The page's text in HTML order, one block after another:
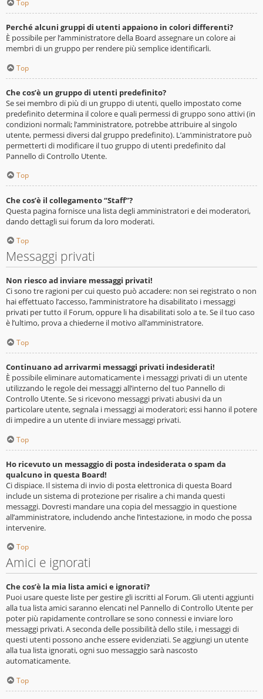
Top
Perché alcuni gruppi di utenti appaiono in colori differenti?
È possibile per l’amministratore della Board assegnare un colore ai
membri di un gruppo per rendere più semplice identificarli.
Top
Che cos’è un gruppo di utenti predefinito?
Se sei membro di più di un gruppo di utenti, quello impostato come
predefinito determina il colore e quali permessi di gruppo sono attivi (in
condizioni normali; l’amministratore, potrebbe attribuire al singolo
utente, permessi diversi dal gruppo predefinito). L’amministratore può
permetterti di modificare il tuo gruppo di utenti predefinito dal
Pannello di Controllo Utente.
Top
Che cos’è il collegamento “Staff”?
Questa pagina fornisce una lista degli amministratori e dei moderatori,
dando dettagli sui forum da loro moderati.
Top
Messaggi privati
Non riesco ad inviare messaggi privati!
Ci sono tre ragioni per cui questo può accadere: non sei registrato o non
hai effettuato l’accesso, l’amministratore ha disabilitato i messaggi
privati per tutto il Forum, oppure li ha disabilitati solo a te. Se il tuo caso
è l’ultimo, prova a chiederne il motivo all’amministratore.
Top
Continuano ad arrivarmi messaggi privati indesiderati!
È possibile eliminare automaticamente i messaggi privati ​​di un utente
utilizzando le regole dei messaggi all’interno del tuo Pannello di
Controllo Utente. Se si ricevono messaggi privati ​​abusivi da un
particolare utente, segnala i messaggi ai moderatori; essi hanno il potere
di impedire a un utente di inviare messaggi privati​​.
Top
Ho ricevuto un messaggio di posta indesiderata o spam da
qualcuno in questa Board!
Ci dispiace. Il sistema di invio di posta elettronica di questa Board
include un sistema di protezione per risalire a chi manda questi
messaggi. Dovresti mandare una copia del messaggio in questione
all’amministratore, includendo anche l’intestazione, in modo che possa
intervenire.
Top
Amici e ignorati
Che cos’è la mia lista amici e ignorati?
Puoi usare queste liste per gestire gli iscritti al Forum. Gli utenti aggiunti
alla tua lista amici saranno elencati nel Pannello di Controllo Utente per
poter più rapidamente controllare se sono connessi e inviare loro
messaggi privati. A seconda delle possibilità dello stile, i messaggi di
questi utenti possono anche essere evidenziati. Se aggiungi un utente
alla tua lista ignorati, ogni suo messaggio sarà nascosto
automaticamente.
Top